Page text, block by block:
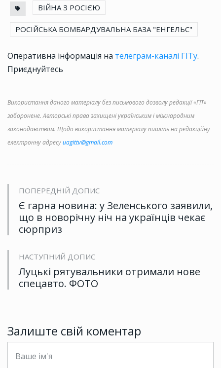
ВІЙНА З РОСІЄЮ
РОСІЙСЬКА БОМБАРДУВАЛЬНА БАЗА "ЕНГЕЛЬС"
Оперативна інформація на телеграм-каналі ГІТу.
Приєднуйтесь
Використання даного матеріалу без письмового дозволу редакції «ГІТ»
заборонене. Авторські права захищені українським і міжнародним
законодавством. Щодо використання матеріалу пишіть на редакційну
електронну адресуuagittv@gmail.com
ПОПЕРЕДНІЙ ДОПИС
Є гарна новина: у Зеленського заявили,
що в новорічну ніч на українців чекає
сюрприз
НАСТУПНИЙ ДОПИС
Луцькі рятувальники отримали нове
спецавто. ФОТО
Залиште свій коментар